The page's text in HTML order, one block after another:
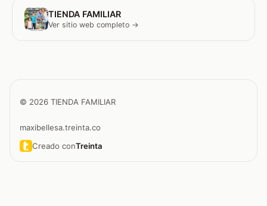
TIENDA FAMILIAR
Ver sitio web completo →
© 2026 TIENDA FAMILIAR
maxibellesa.treinta.co
Creado conTreinta